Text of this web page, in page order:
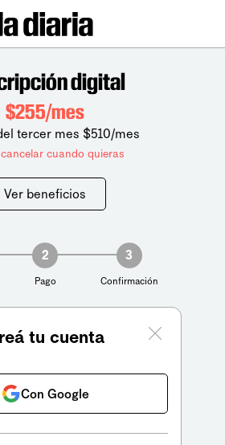
digital
$255/mes
tercer mes $510/mes
cuando quieras
Ver beneficios
2
Pago
3
Confirmación
tu cuenta
Con Google